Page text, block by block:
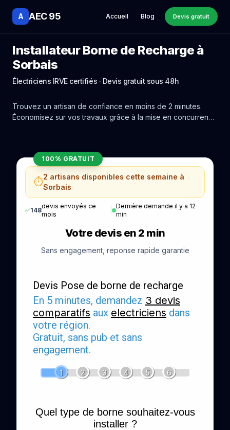
A AEC 95 Accueil Blog Devis gratuit
Installateur Borne de Recharge à
Sorbais
Électriciens IRVE certifiés · Devis gratuit sous 48h
Trouvez un artisan de confiance en moins de 2 minutes.
Économisez sur vos travaux grâce à la mise en concurrence
100% GRATUIT
⏱️2 artisans disponibles cette semaine à
Sorbais
✅148
devis envoyés ce
mois
Dernière demande il y a 12
min
Votre devis en 2 min
Sans engagement, reponse rapide garantie
Devis Pose de borne de recharge
En 5 minutes, demandez 3 devis
comparatifs aux electriciens dans
votre région.
Gratuit, sans pub et sans
engagement.
1 2 3 4 5 6
Quel type de borne souhaitez-vous
installer ?